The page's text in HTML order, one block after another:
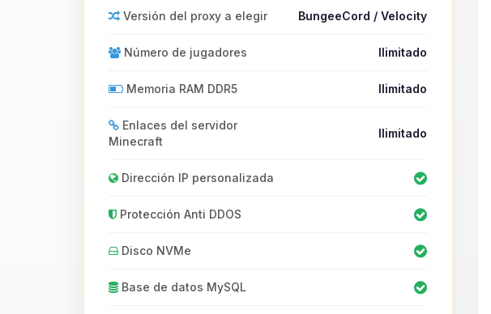
Versión del proxy a elegir BungeeCord / Velocity
Número de jugadores Ilimitado
Memoria RAM DDR5 Ilimitado
Enlaces del servidor
Minecraft
Ilimitado
Dirección IP personalizada
Protección Anti DDOS
Disco NVMe
Base de datos MySQL